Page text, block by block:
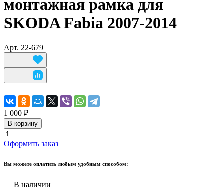
монтажная рамка для
SKODA Fabia 2007-2014
Арт. 22-679
1 000 ₽
В корзину
Оформить заказ
Вы можете оплатить любым удобным способом:
В наличии